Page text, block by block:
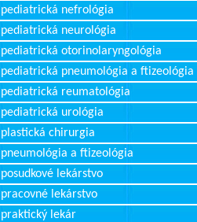
pediatrická nefrológia
pediatrická neurológia
pediatrická otorinolaryngológia
pediatrická pneumológia a ftizeológia
pediatrická reumatológia
pediatrická urológia
plastická chirurgia
pneumológia a ftizeológia
posudkové lekárstvo
pracovné lekárstvo
praktický lekár